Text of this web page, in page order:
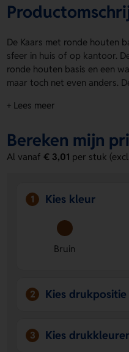
De Kaars met ronde houten
sfeer in huis of op kantoor.
ronde houten basis en een
maar toch net even anders.
drukpositie Bord zet je
Voordelen van de
houten basis Pentas
sfeer.
Persoonlijk te bedrukken
een logo, naam of eigen
Opvallend en bruikbaar
basis die snel opvalt en
+ Lees meer
Bereken mijn
Al vanaf€ 3,01 per stuk
1 Kies kleur
Bruin
2 Kies drukpositie
3 Kies